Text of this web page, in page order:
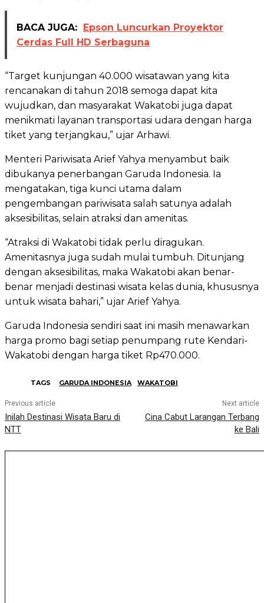
BACA JUGA: Epson Luncurkan Proyektor
Cerdas Full HD Serbaguna
“Target kunjungan 40.000 wisatawan yang kita
rencanakan di tahun 2018 semoga dapat kita
wujudkan, dan masyarakat Wakatobi juga dapat
menikmati layanan transportasi udara dengan harga
tiket yang terjangkau,” ujar Arhawi.
Menteri Pariwisata Arief Yahya menyambut baik
dibukanya penerbangan Garuda Indonesia. Ia
mengatakan, tiga kunci utama dalam
pengembangan pariwisata salah satunya adalah
aksesibilitas, selain atraksi dan amenitas.
“Atraksi di Wakatobi tidak perlu diragukan.
Amenitasnya juga sudah mulai tumbuh. Ditunjang
dengan aksesibilitas, maka Wakatobi akan benar-
benar menjadi destinasi wisata kelas dunia, khususnya
untuk wisata bahari,” ujar Arief Yahya.
Garuda Indonesia sendiri saat ini masih menawarkan
harga promo bagi setiap penumpang rute Kendari-
Wakatobi dengan harga tiket Rp470.000.
TAGS GARUDA INDONESIA WAKATOBI
Previous article
Inilah Destinasi Wisata Baru di
NTT
Next article
Cina Cabut Larangan Terbang
ke Bali